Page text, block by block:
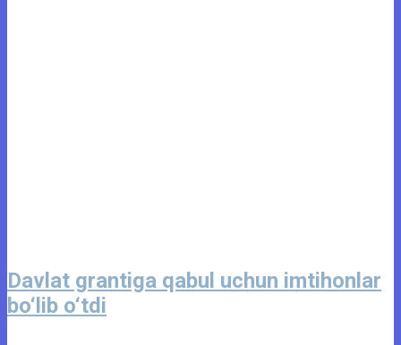
Davlat grantiga qabul uchun imtihonlar
bo‘lib o‘tdi